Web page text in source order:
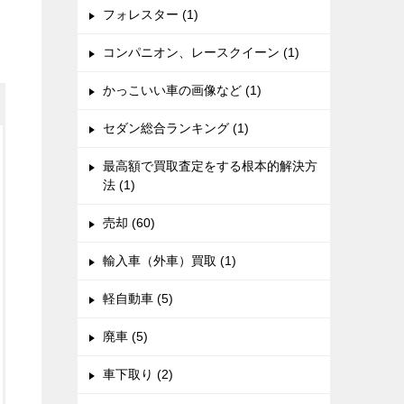
フォレスター (1)
コンパニオン、レースクイーン (1)
かっこいい車の画像など (1)
セダン総合ランキング (1)
最高額で買取査定をする根本的解決方
法 (1)
売却 (60)
輸入車（外車）買取 (1)
軽自動車 (5)
廃車 (5)
車下取り (2)